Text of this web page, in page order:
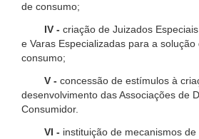
de consumo;
IV - criação de Juizados
e Varas Especializadas para a
consumo;
V - concessão de estímulos à
desenvolvimento das Associações de
Consumidor.
VI - instituição de mecanismos